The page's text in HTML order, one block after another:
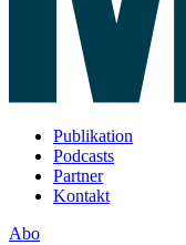
Publikation
Podcasts
Partner
Kontakt
Abo